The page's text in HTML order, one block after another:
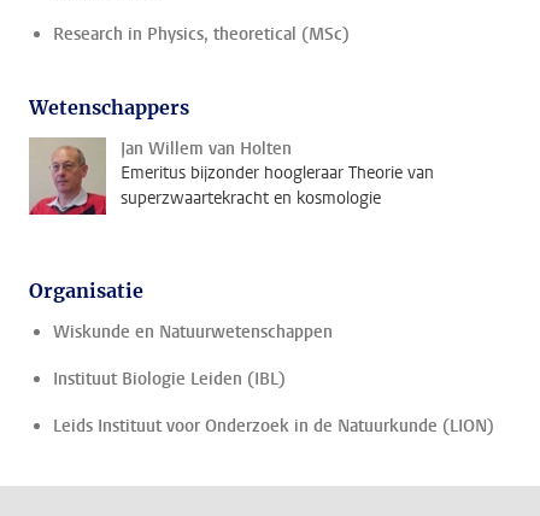
Research in Physics, theoretical (MSc)
Wetenschappers
Jan Willem van Holten
Emeritus bijzonder hoogleraar Theorie van
superzwaartekracht en kosmologie
Organisatie
Wiskunde en Natuurwetenschappen
Instituut Biologie Leiden (IBL)
Leids Instituut voor Onderzoek in de Natuurkunde (LION)